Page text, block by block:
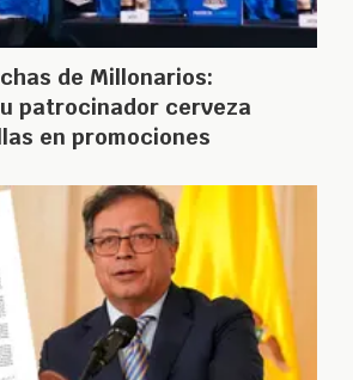
de Millonarios:
patrocinador cerveza
en promociones